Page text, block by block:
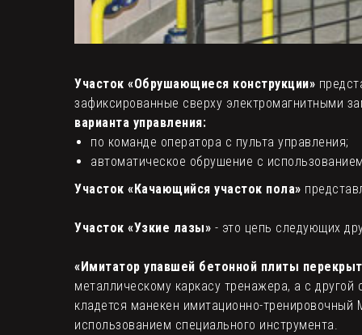
Участок «Обрушающиеся конструкции»
зафиксированные сверху электромагнитными
варианта управления:
по команде оператора с пульта управления;
автоматическое обрушение с
Участок «Качающийся участок пола»
Участок «Узкие лазы» - это цепь следующих
«Имитатор упавшей бетонной плиты
металлическому каркасу тренажера, а с
кладется манекен имитационно-
использованием специального инструмента.